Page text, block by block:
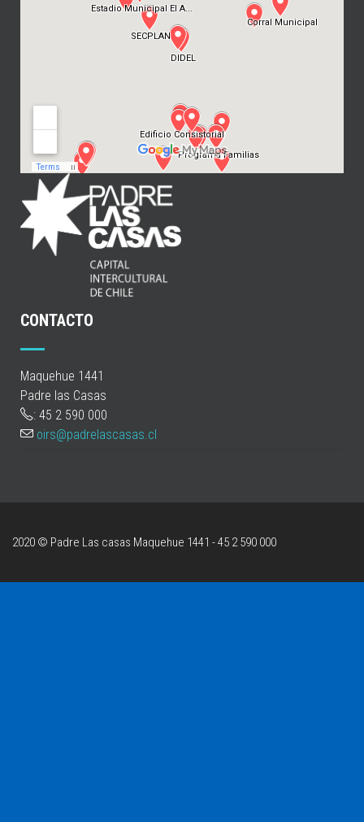
CONTACTO
Maquehue 1441
Padre las Casas
: 45 2 590 000
oirs@padrelascasas.cl
2020 © Padre Las casas Maquehue 1441 - 45 2 590 000